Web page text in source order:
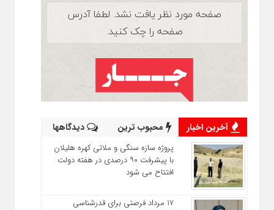
آخرین اخبار محبوب ترین دیدگاهها
پروژه سازه سنگی و ملاتی کهره هلیلان
با پیشرفت ۹۰ درصدی در هفته دولت
افتتاح می شود
17 مرداد فرصتی برای قدرشناسی